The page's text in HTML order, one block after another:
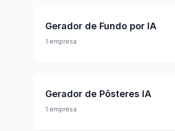
Gerador de Fundo por IA
1 empresa
Gerador de Pôsteres IA
1 empresa